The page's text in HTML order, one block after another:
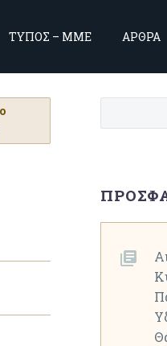
ΤΥΠΟΣ – ΜΜΕ ΑΡΘΡΑ